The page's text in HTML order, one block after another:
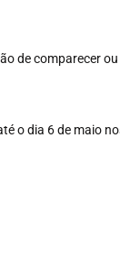
de comparecer
o dia 6 de maio